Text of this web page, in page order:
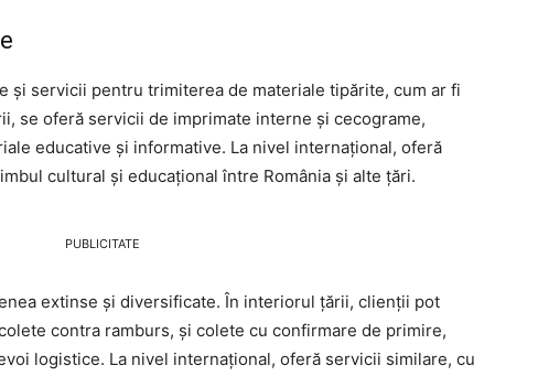
și servicii pentru trimiterea de materiale tipărite, cum ar fi
se oferă servicii de imprimate interne și cecograme,
educative și informative. La nivel internațional, oferă
cultural și educațional între România și alte țări.
PUBLICITATE
extinse și diversificate. În interiorul țării, clienții pot
contra ramburs, și colete cu confirmare de primire,
logistice. La nivel internațional, oferă servicii similare, cu